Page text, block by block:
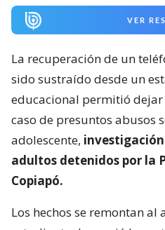
VER
La recuperación de un
sido sustraído desde un
educacional permitió
caso de presuntos abusos
adolescente,
adultos detenidos por la
Copiapó.
Los hechos se remontan